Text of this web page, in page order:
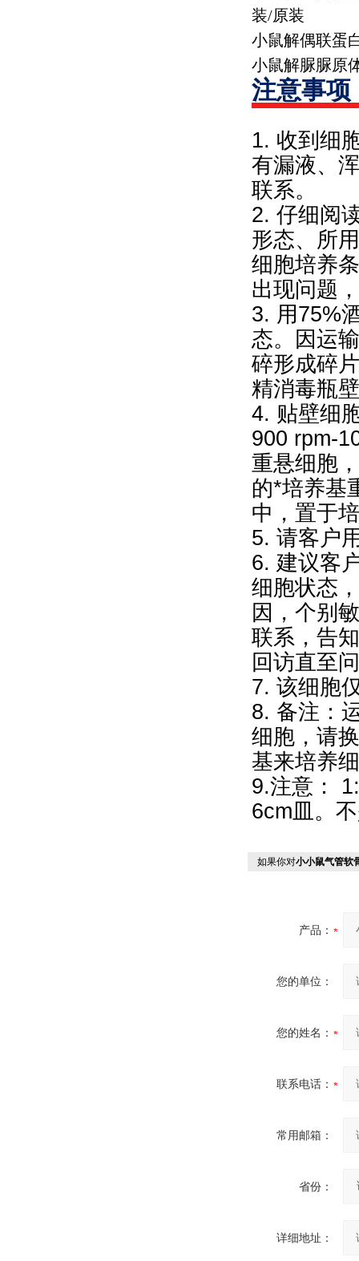
装/原装
小鼠解偶联蛋
小鼠解脲脲原
注意事项
1. 收到细
有漏液、
联系。
2. 仔细阅
形态、所
细胞培养
出现问题
3. 用75%
态。因运
碎形成碎
精消毒瓶
4. 贴壁细
900 rpm-
重悬细胞
的*培养基
中，置于
5. 请客户
6. 建议客
细胞状态
因，个别
联系，告
回访直至
7. 该细胞
8. 备注：
细胞，请
基来培养
9.注意：
6cm皿。
如果你对小小鼠气管软
产品：
您的单位：
您的姓名：
联系电话：
常用邮箱：
省份：
详细地址：